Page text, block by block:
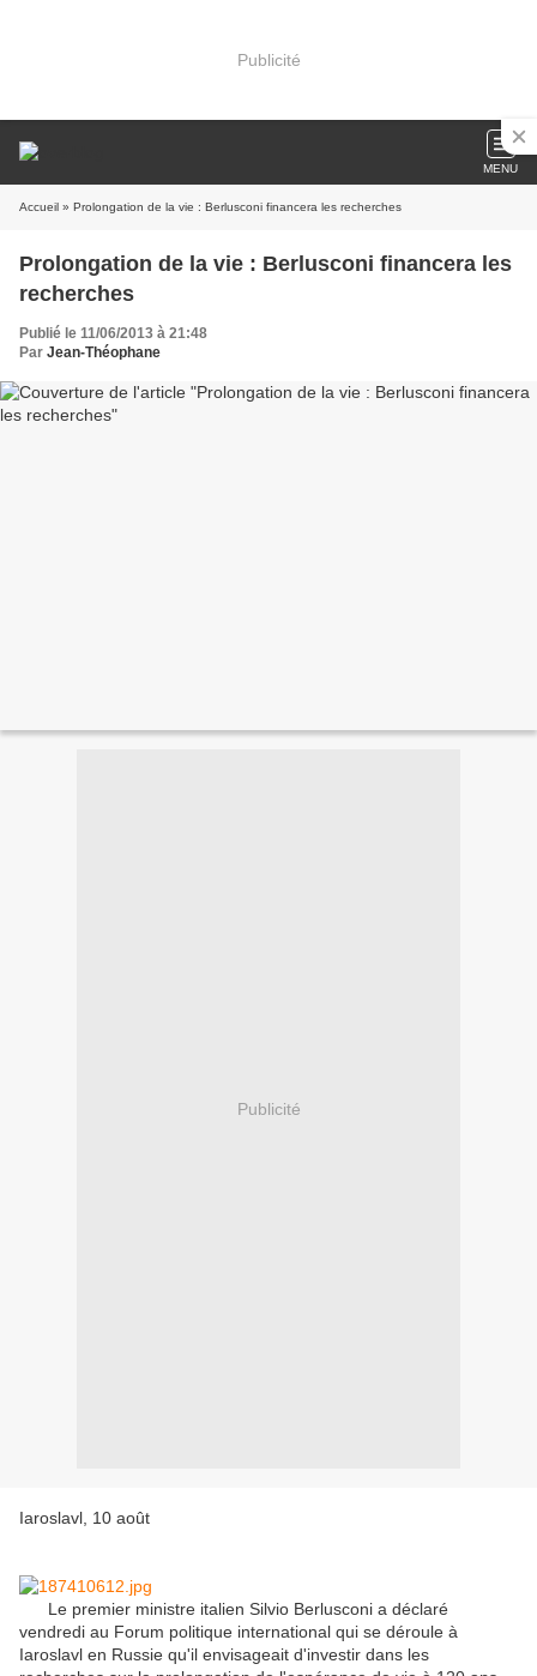
Publicité
MENU
Accueil » Prolongation de la vie : Berlusconi financera les recherches
Prolongation de la vie : Berlusconi financera les
recherches
Publié le 11/06/2013 à 21:48
Par Jean-Théophane
Publicité
Iaroslavl, 10 août
Le premier ministre italien Silvio Berlusconi a déclaré
vendredi au Forum politique international qui se déroule à
Iaroslavl en Russie qu'il envisageait d'investir dans les